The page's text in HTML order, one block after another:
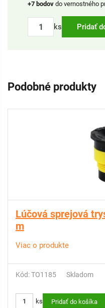
+7 bodov do vernostného
ks Pridať
Podobné produkty
Lúčová sprejová
m
Viac o produkte
Kód: TO1185 Skladom
ks Pridať do košíka